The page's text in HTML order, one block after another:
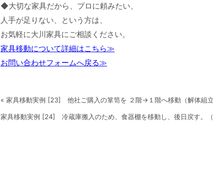
◆大切な家具だから、プロに頼みたい、
人手が足りない、という方は、
お気軽に大川家具にご相談ください。
家具移動について詳細はこちら≫
お問い合わせフォームへ戻る≫
« 家具移動実例 [23] 他社ご購入の箪笥を ２階→１階へ移動（解体組立
家具移動実例 [24] 冷蔵庫搬入のため、食器棚を移動し、後日戻す。